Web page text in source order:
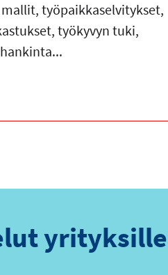
työpaikkaselvitykset,
työkyvyn tuki,